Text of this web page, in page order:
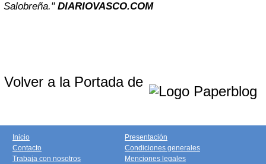
Salobreña."DIARIOVASCO.COM
Volver a la Portada de
Inicio
Contacto
Trabaja con nosotros
Presentación
Condiciones generales
Menciones legales